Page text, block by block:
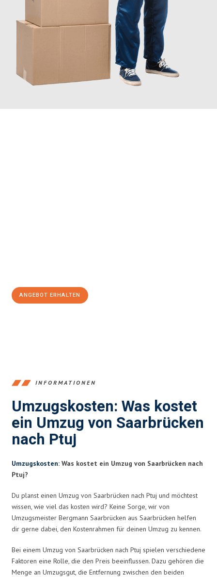
ANGEBOT ERHALTEN
INFORMATIONEN
Umzugskosten: Was kostet
ein Umzug von Saarbrücken
nach Ptuj
Umzugskosten: Was kostet ein Umzug von Saarbrücken nach
Ptuj?
Du planst einen Umzug von Saarbrücken nach Ptuj und möchtest
wissen, wie viel das kosten wird? Keine Sorge, wir von
Umzugsmeister Bergmann Saarbrücken aus Saarbrücken helfen
dir gerne dabei, den Kostenrahmen für deinen Umzug zu kennen.
Bei einem Umzug von Saarbrücken nach Ptuj spielen verschiedene
Faktoren eine Rolle, die den Preis beeinflussen. Dazu gehören die
Menge an Umzugsgut, die Entfernung zwischen den beiden